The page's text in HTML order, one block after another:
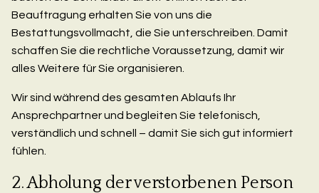
Beauftragung erhalten Sie von uns die
Bestattungsvollmacht, die Sie unterschreiben. Damit
schaffen Sie die rechtliche Voraussetzung, damit wir
alles Weitere für Sie organisieren.
Wir sind während des gesamten Ablaufs Ihr
Ansprechpartner und begleiten Sie telefonisch,
verständlich und schnell – damit Sie sich gut informiert
fühlen.
2. Abholung der verstorbenen Person